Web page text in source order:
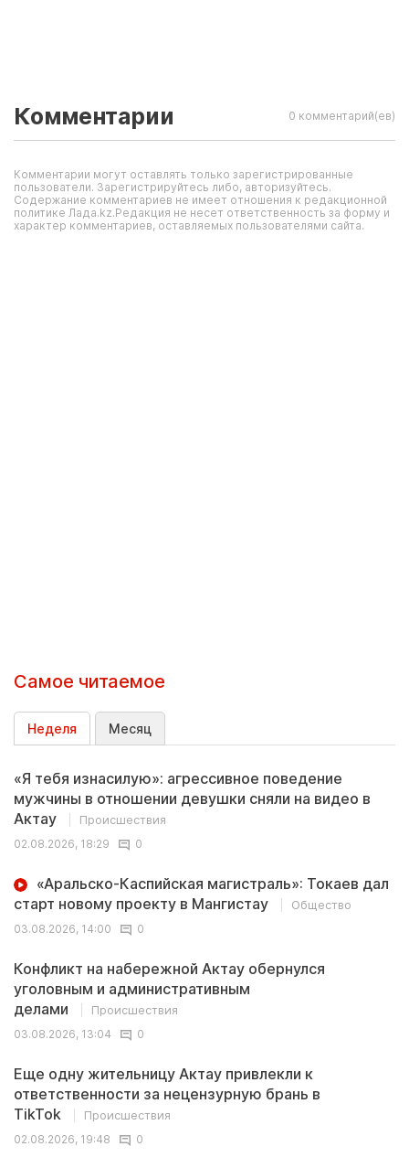
Комментарии 0 комментарий(ев)
Комментарии могут оставлять только зарегистрированные
пользователи. Зарегистрируйтесь либо, авторизуйтесь.
Содержание комментариев не имеет отношения к редакционной
политике Лада.kz.Редакция не несет ответственность за форму и
характер комментариев, оставляемых пользователями сайта.
Самое читаемое
Неделя Месяц
«Я тебя изнасилую»: агрессивное поведение
мужчины в отношении девушки сняли на видео в
Актау
Происшествия
02.08.2026, 18:29
0
«Аральско-Каспийская магистраль»: Токаев дал
старт новому проекту в Мангистау
Общество
03.08.2026, 14:00
0
Конфликт на набережной Актау обернулся
уголовным и административным
делами
Происшествия
03.08.2026, 13:04
0
Еще одну жительницу Актау привлекли к
ответственности за нецензурную брань в
TikTok
Происшествия
02.08.2026, 19:48
0